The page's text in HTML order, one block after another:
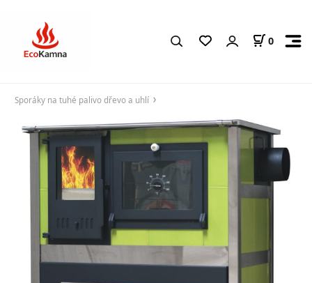
0
Sporáky na tuhé palivo dřevo a uhlí